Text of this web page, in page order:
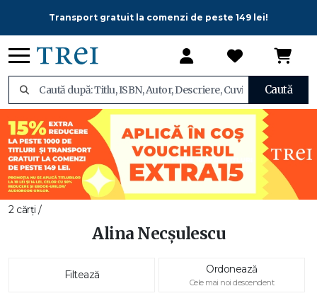
Transport gratuit la comenzi de peste 149 lei!
Caută
2 cărți /
Alina Necșulescu
Filtează Ordonează
Cele mai noi descendent